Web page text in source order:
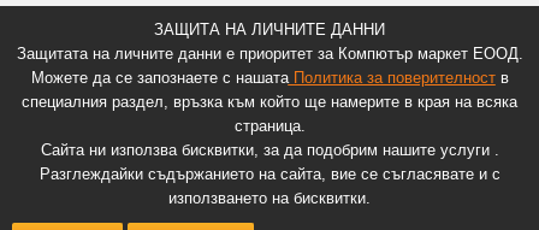
ЗАЩИТА НА ЛИЧНИТЕ ДАННИ
Защитата на личните данни е приоритет за Компютър маркет ЕООД.
Можете да се запознаете с нашатаПолитика за поверителноств
специалния раздел, връзка към който ще намерите в края на всяка
страница.
Сайта ни използва бисквитки, за да подобрим нашите услуги .
Разглеждайки съдържанието на сайта, вие се съгласявате и с
използването на бисквитки.